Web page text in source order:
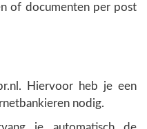
of documenten per post
Hiervoor heb je een
nodig.